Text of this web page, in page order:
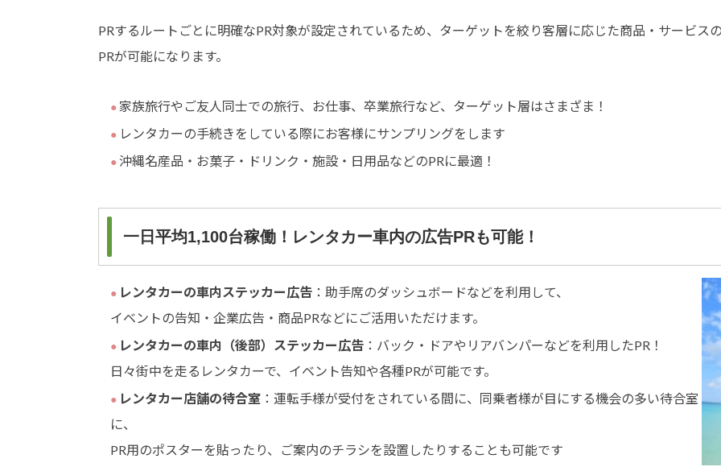
PRするルートごとに明確なPR対象が設定されているため、ターゲットを絞り客層に応じた商品・サービス
PRが可能になります。
家族旅行やご友人同士での旅行、お仕事、卒業旅行など、ターゲット層はさまざま！
レンタカーの手続きをしている際にお客様にサンプリングをします
沖縄名産品・お菓子・ドリンク・施設・日用品などのPRに最適！
一日平均1,100台稼働！レンタカー車内の広告PRも可能！
レンタカーの車内ステッカー広告 ：助手席のダッシュボードなどを利用して、
イベントの告知・企業広告・商品PRなどに ご活用いただけます。
レンタカーの車内（後部）ステッカー広告 ：バック・ドアやリアバンパーなどを利用したPR！
日々街中を走るレンタカーで、イベント告知や各種PRが可能です。
レンタカー店舗の待合室 ：運転手様が受付をされている間に、同乗者様が目にする機会の多い待合室
に、
PR用のポスターを貼ったり、ご案内のチラシを設置したりすることも可能です